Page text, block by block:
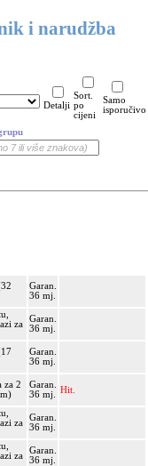
i narudžba
Detalji
Sort.
po
cijeni
Samo
isporučivo
Garan.
36 mj.
za
Garan.
36 mj.
Garan.
36 mj.
za 2
Garan.
36 mj.
Hit.
za
Garan.
36 mj.
za
Garan.
36 mj.